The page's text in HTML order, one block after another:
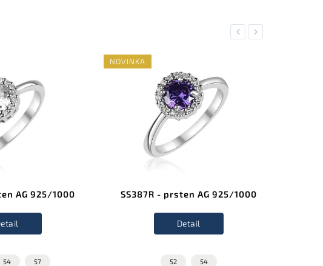
Previous
AG 925/1000
54 57
NOVINKA
SS387R - prsten AG 925/1000
Detail
52 54
Next